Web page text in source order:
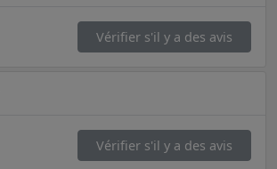
Vérifier s'il y a des avis
Vérifier s'il y a des avis